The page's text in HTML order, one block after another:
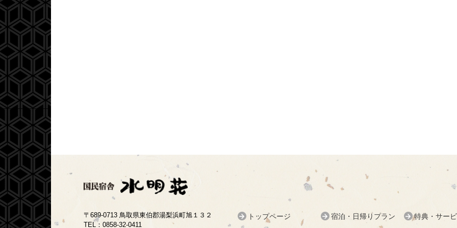
〒689-0713 鳥取県東伯郡湯梨浜町旭１３２
TEL： 0858-32-0411
トップページ 宿泊・日帰りプラン 特典・サー